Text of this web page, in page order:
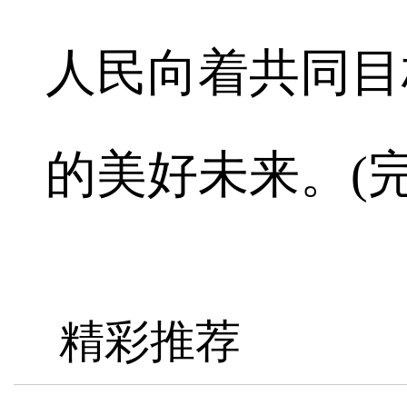
人民向着共同
的美好未来。(
精彩推荐